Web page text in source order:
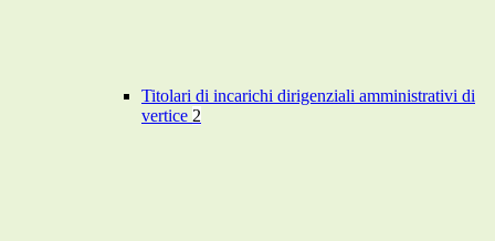
Titolari di incarichi dirigenziali amministrativi di
vertice 2